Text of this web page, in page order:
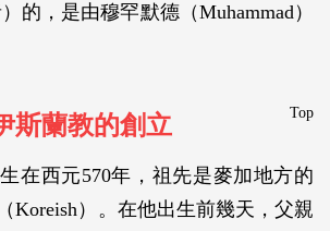
的，是由穆罕默德（Muhammad）
Top
斯蘭教的創立
在西元570年，祖先是麥加地方的
Koreish）。在他出生前幾天，父親